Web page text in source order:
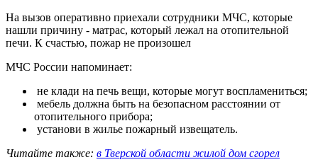
На вызов оперативно приехали сотрудники МЧС, которые
нашли причину - матрас, который лежал на отопительной
печи. К счастью, пожар не произошел
МЧС России напоминает:
не клади на печь вещи, которые могут воспламениться;
мебель должна быть на безопасном расстоянии от
отопительного прибора;
установи в жилье пожарный извещатель.
Читайте также: в Тверской области жилой дом сгорел